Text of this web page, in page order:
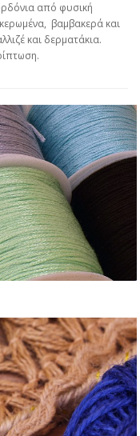
από φυσική
βαμβακερά και
και δερματάκια.